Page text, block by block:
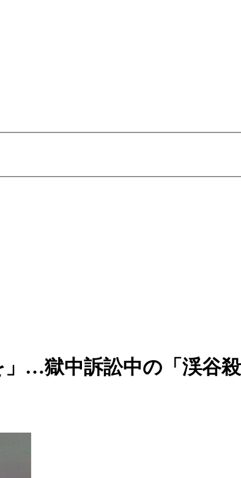
」…獄中訴訟中の「渓谷